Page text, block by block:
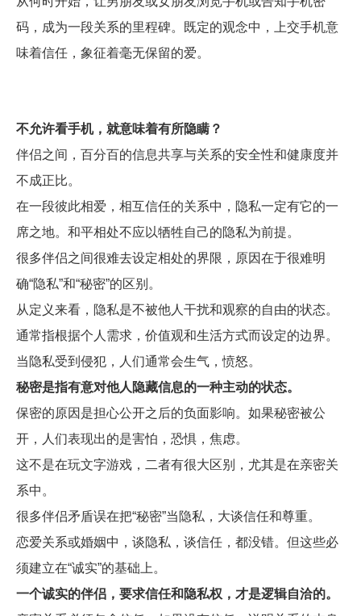
码，成为一段关系的里程碑。既定的观念中，上交手机意
味着信任，象征着毫无保留的爱。
不允许看手机，就意味着有所隐瞒？
伴侣之间，百分百的信息共享与关系的安全性和健康度并
不成正比。
在一段彼此相爱，相互信任的关系中，隐私一定有它的一
席之地。和平相处不应以牺牲自己的隐私为前提。
很多伴侣之间很难去设定相处的界限，原因在于很难明
确“隐私”和“秘密”的区别。
从定义来看，隐私是不被他人干扰和观察的自由的状态。
通常指根据个人需求，价值观和生活方式而设定的边界。
当隐私受到侵犯，人们通常会生气，愤怒。
秘密是指有意对他人隐藏信息的一种主动的状态。
保密的原因是担心公开之后的负面影响。如果秘密被公
开，人们表现出的是害怕，恐惧，焦虑。
这不是在玩文字游戏，二者有很大区别，尤其是在亲密关
系中。
很多伴侣矛盾误在把“秘密”当隐私，大谈信任和尊重。
恋爱关系或婚姻中，谈隐私，谈信任，都没错。但这些必
须建立在“诚实”的基础上。
一个诚实的伴侣，要求信任和隐私权，才是逻辑自洽的。